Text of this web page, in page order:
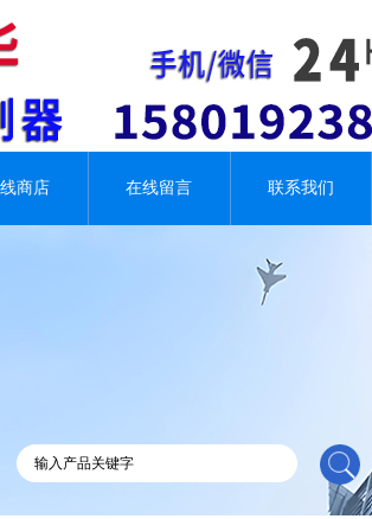
商店 在线留言 联系我们